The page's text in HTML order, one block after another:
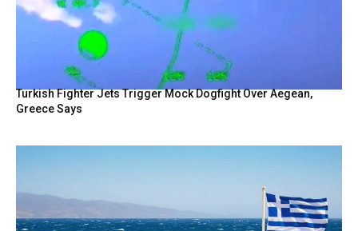
Turkish Fighter Jets Trigger Mock Dogfight Over Aegean,
Greece Says